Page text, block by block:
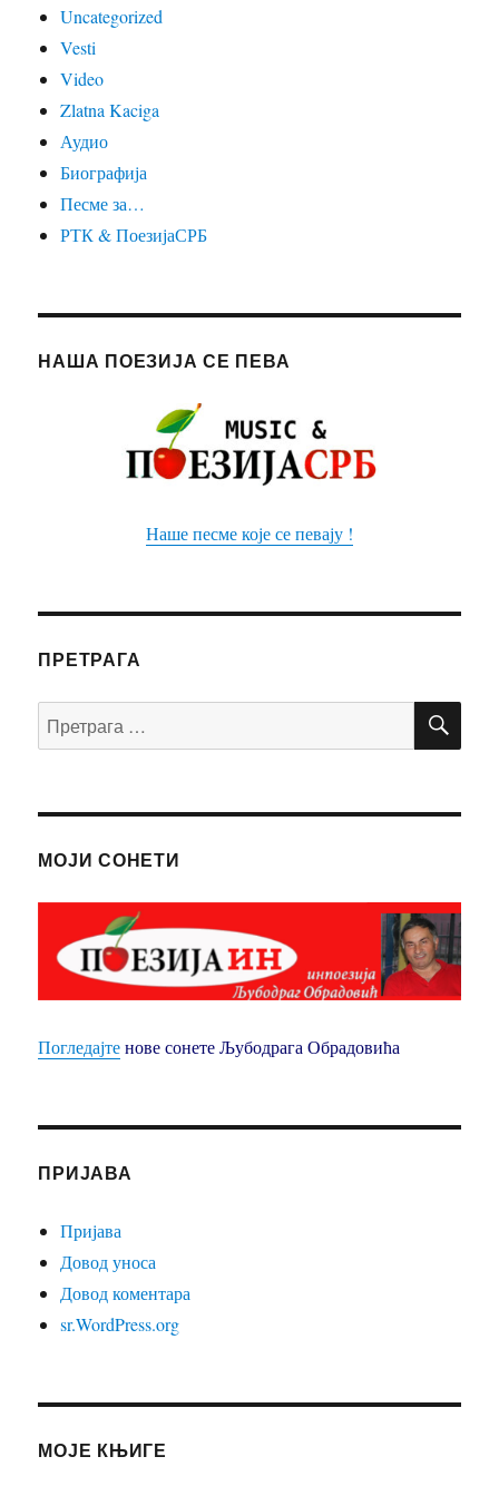
Uncategorized
Vesti
Video
Zlatna Kaciga
Аудио
Биографија
Песме за…
РТК & ПоезијаСРБ
НАША ПОЕЗИЈА СЕ ПЕВА
Наше песме које се певају !
ПРЕТРАГА
Претрага
за:
МОЈИ СОНЕТИ
Погледајте нове сонете Љубодрага Обрадовића
ПРИЈАВА
Пријава
Довод уноса
Довод коментара
sr.WordPress.org
МОЈЕ КЊИГЕ